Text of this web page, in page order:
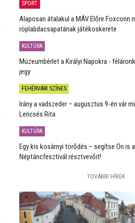
SPORT
Alaposan átalakul a MÁV Előre Foxconn
röplabdacsapatának játékoskerete
KULTÚRA
Múzeumbérlet a Királyi Napokra -
jegy
FEHÉRVÁRI SZÍNES
Irány a vadszeder – augusztus 9-én vár
Lencsés Rita
KULTÚRA
Egy kis kosárnyi törődés – segítse Ön is
Néptáncfesztivál résztvevőit!
TOVÁBBI HÍREK